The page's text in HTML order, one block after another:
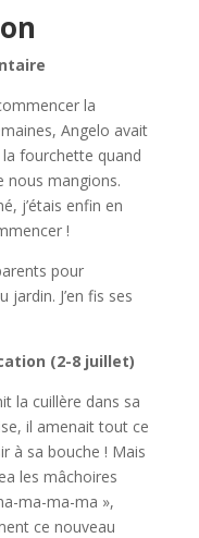
la
Angelo avait
fourchette quand
nous mangions.
j’étais enfin en
!
pour
J’en fis ses
(2-8 juillet)
la cuillère dans sa
il amenait tout ce
à sa bouche ! Mais
les mâchoires
ma-ma-ma »,
ce nouveau